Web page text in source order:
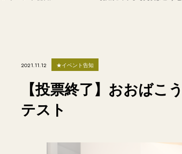
2021.11.12 ★イベント告知
【投票終了】おおばこ
テスト